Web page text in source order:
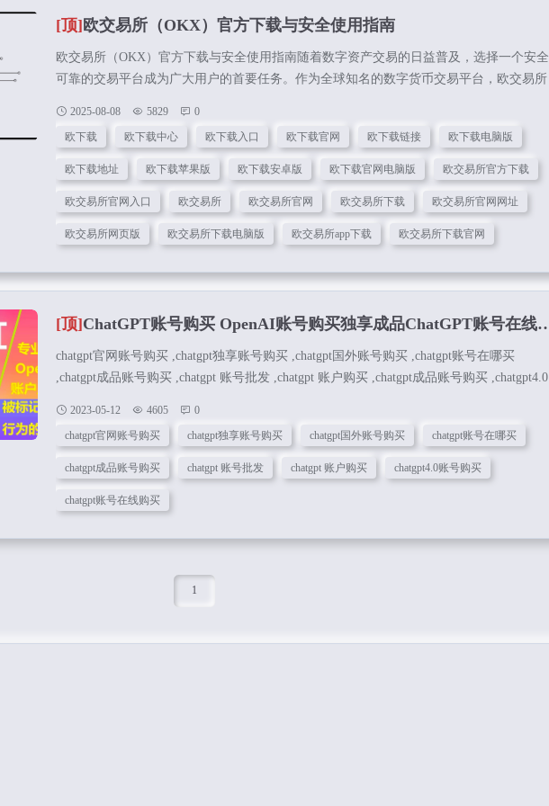
[顶] 欧交易所（OKX）官方下载与安全使用指南
欧交易所（OKX）官方下载与安全使用指南随着数字资产交易的日益普及，选择一个安全
可靠的交易平台成为广大用户的首要任务。作为全球知名的数字货币交易平台，欧交易所
版安装包，助您轻松管理数字资产。了解欧交易所安全吗及转到Web3钱包操作指南。 安卓
立即下载 苹果注册下载一、欧下载中心及官方下载入口想要体验欧交易所的专业交易服
务，首先需要从正规渠道进行下载。...
2025-08-08 5829
0
欧下载
欧下载中心 欧下载入口 欧下载官网 欧下载链接 欧下载电脑版
欧下载地址 欧下载苹果版 欧下载安卓版 欧下载官网电脑版 欧交易所官方下载
欧交易所官网入口 欧交易所 欧交易所官网 欧交易所下载 欧交易所官网网址
欧交易所网页版 欧交易所下载电脑版 欧交易所app下载 欧交易所下载官网
[顶]ChatGPT账号购买 OpenAI账号购买独享成品ChatGPT账号在线购买
chatgpt官网账号购买 ,chatgpt独享账号购买 ,chatgpt国外账号购买 ,chatgpt账号在哪买
,chatgpt成品账号购买 ,chatgpt 账号批发 ,chatgpt 账户购买 ,chatgpt成品账号购买 ,chatgpt4.0
各种不同的功能，如社交技能，语言翻译，知识查询和娱乐等。用户可以通过文...
2023-05-12 4605
0
chatgpt官网账号购买
chatgpt独享账号购买 chatgpt国外账号购买 chatgpt账号在哪买
chatgpt成品账号购买 chatgpt 账号批发 chatgpt 账户购买 chatgpt4.0账号购买
chatgpt账号在线购买
1